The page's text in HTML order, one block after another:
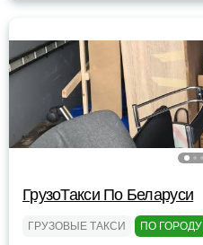
ГрузоТакси По Беларуси
ГРУЗОВЫЕ ТАКСИ ПО ГОРОДУ